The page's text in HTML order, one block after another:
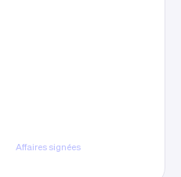
Affaires signées